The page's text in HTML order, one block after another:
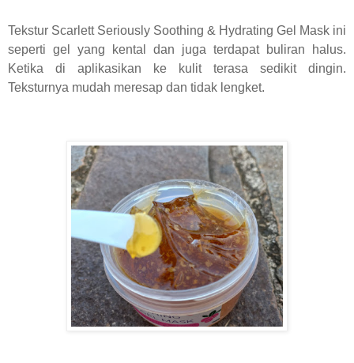
Tekstur Scarlett Seriously Soothing & Hydrating Gel Mask ini
seperti gel yang kental dan juga terdapat buliran halus.
Ketika di aplikasikan ke kulit terasa sedikit dingin.
Teksturnya mudah meresap dan tidak lengket.